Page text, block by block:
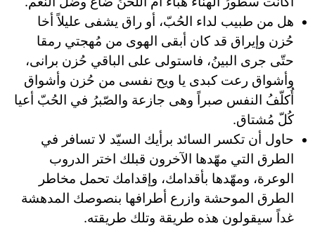
هل من طبيب لداء الحُبّ، أو راق يشفى عليلاً أخا
حُزن وإيراق قد كان أبقى الهوى من مُهجتي رمقا
حتّى جرى البينُ، فاستولى على الباقي حُزن برانى،
وأشواق رعت كبدى يا ويح نفسى من حُزن وأشواق
أُكلّفُ النفس صبراً وهى جازعة والصّبرُ في الحُبّ أعيا
كُلّ مُشتاق.
حاول أن تكسر السائد برأيك السيّد لا تسافر في
الطرق التي مهّدها الآخرون قبلك اختر الدروب
الوعرة، ومهّدها بأقدامك، وإقدامك تحمل مخاطر
الطرق الموحشة وازرع أطرافها بنصوصك المدهشة
غداً سيقولون هذه طريقة وتلك طريقته.